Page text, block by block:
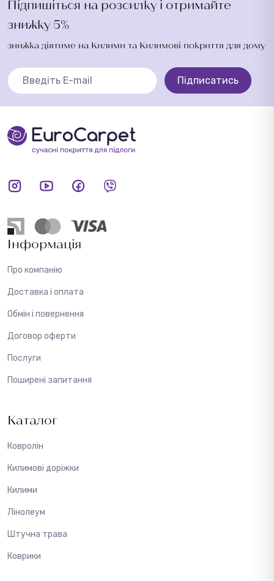
Підпишіться на розсилку і отримайте
знижку 5%
знижка діятиме на Килими та Килимові покриття для дому
Підписатись
Інформація
Про компанію
Доставка і оплата
Обмін і повернення
Договор оферти
Послуги
Поширені запитання
Каталог
Ковролін
Килимові доріжки
Килими
Лінолеум
Штучна трава
Коврики